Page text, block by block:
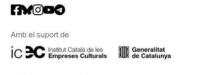
Amb el suport de